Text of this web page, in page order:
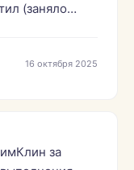
(заняло
дал
новый,
не
16 октября 2025
за